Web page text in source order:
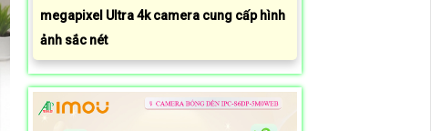
megapixel Ultra 4k camera cung cấp hình
ảnh sắc nét